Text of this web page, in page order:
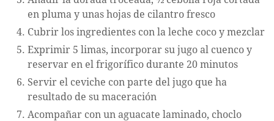
en pluma y unas hojas de cilantro fresco
Cubrir los ingredientes con la leche coco y mezclar
Exprimir 5 limas, incorporar su jugo al cuenco y
reservar en el frigorífico durante 20 minutos
Servir el ceviche con parte del jugo que ha
resultado de su maceración
Acompañar con un aguacate laminado, choclo